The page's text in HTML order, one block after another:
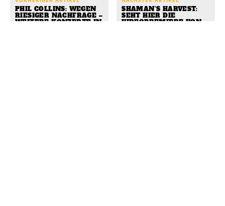
PHIL COLLINS: WEGEN
RIESIGER NACHFRAGE –
WEITERE KONZERTE IN
SHAMAN’S HARVEST:
SEHT HIER DIE
VIDEOPREMIERE VON